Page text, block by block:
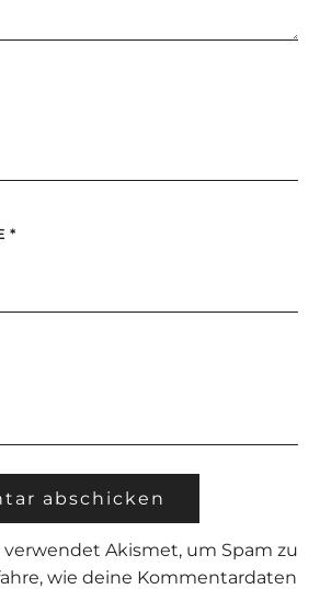
*
verwendet Akismet, um Spam zu
wie deine Kommentardaten